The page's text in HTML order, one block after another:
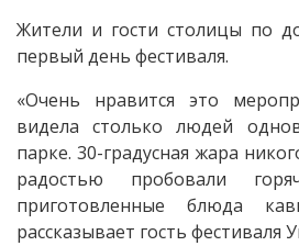
Жители и гости столицы по
первый день фестиваля.
«Очень нравится это
видела столько людей​
парке. 30-градусная жара
радостью пробовали
приготовленные блюда
рассказывает гость фестиваля